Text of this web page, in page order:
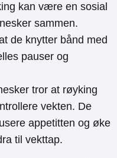
kan være en sosial
sammen.
de knytter bånd med
pauser og
tror at røyking
vekten. De
appetitten og øke
til vekttap.